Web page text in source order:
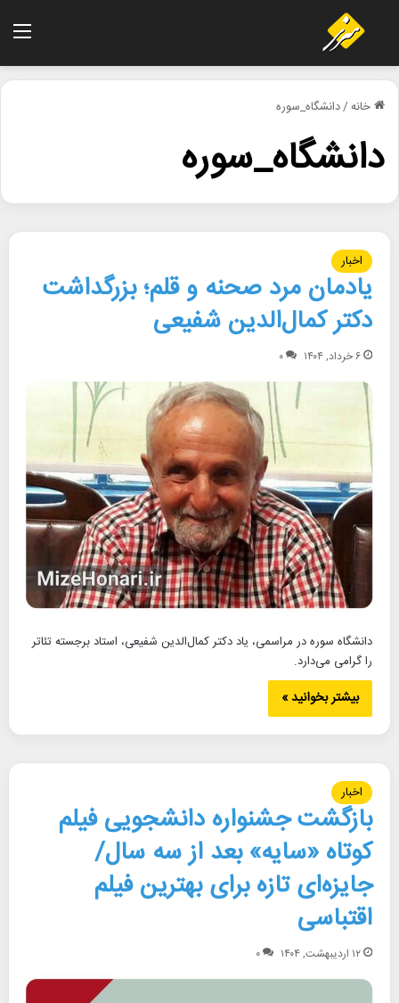
خانه/دانشگاه_سوره
دانشگاه_سوره
اخبار
یادمان مرد صحنه و قلم؛ بزرگداشت
دکتر کمال‌الدین شفیعی
۶ خرداد, ۱۴۰۴ ۰
دانشگاه سوره در مراسمی، یاد دکتر کمال‌الدین شفیعی، استاد برجسته تئاتر
را گرامی می‌دارد.
بیشتر بخوانید »
اخبار
بازگشت جشنواره دانشجویی فیلم
کوتاه «سایه» بعد از سه سال/
جایزه‌ای تازه برای بهترین فیلم
اقتباسی
۱۲ اردیبهشت, ۱۴۰۴ ۰